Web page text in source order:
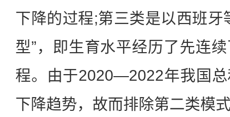
下降的过程;第三类是以西班牙
型”，即生育水平经历了先连
程。由于2020—2022年我国
下降趋势，故而排除第二类模